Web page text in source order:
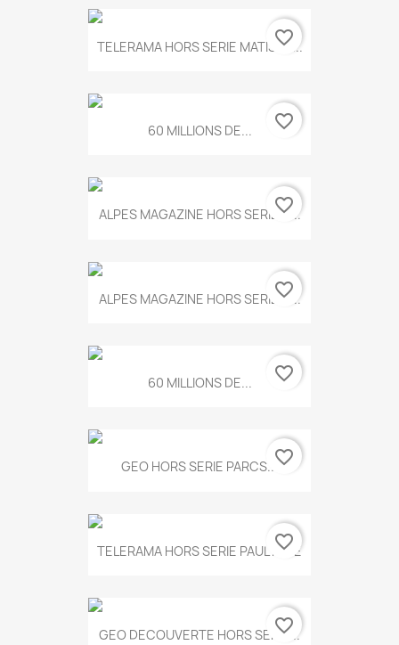
TELERAMA HORS SERIE MATISSE...
favorite_border
60 MILLIONS DE... favorite_border
ALPES MAGAZINE HORS SERIE N...
favorite_border
ALPES MAGAZINE HORS SERIE N...
favorite_border
60 MILLIONS DE... favorite_border
GEO HORS SERIE PARCS...favorite_border
TELERAMA HORS SERIE PAUL KLEE
favorite_border
GEO DECOUVERTE HORS SERIE...
favorite_border